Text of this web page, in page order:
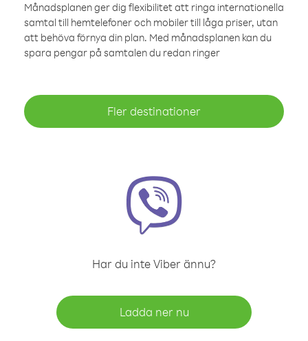
Månadsplanen ger dig flexibilitet att ringa internationella
samtal till hemtelefoner och mobiler till låga priser, utan
att behöva förnya din plan. Med månadsplanen kan du
spara pengar på samtalen du redan ringer
Fler destinationer
Har du inte Viber ännu?
Ladda ner nu